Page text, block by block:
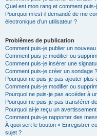
Quel est mon rang et comment puis-
Pourquoi m’est-il demandé de me
électronique d’un utilisateur ?
Problèmes de publication
Comment puis-je publier un
Comment puis-je modifier ou
Comment puis-je insérer une
Comment puis-je créer un sondage ?
Pourquoi ne puis-je pas ajouter plus
Comment puis-je modifier ou
Pourquoi ne puis-je pas accéder à
Pourquoi ne puis-je pas transférer
Pourquoi ai-je reçu un
Comment puis-je rapporter des
À quoi sert le bouton « Enregistrer
sujet ?